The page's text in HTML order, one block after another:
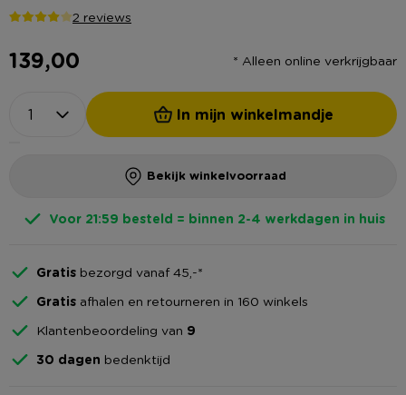
2 reviews
139,00 * Alleen online verkrijgbaar
In mijn winkelmandje
Bekijk winkelvoorraad
Voor 21:59 besteld = binnen 2-4 werkdagen in huis
Gratis bezorgd vanaf 45,-*
Gratis afhalen en retourneren in 160 winkels
Klantenbeoordeling van 9
30 dagen bedenktijd